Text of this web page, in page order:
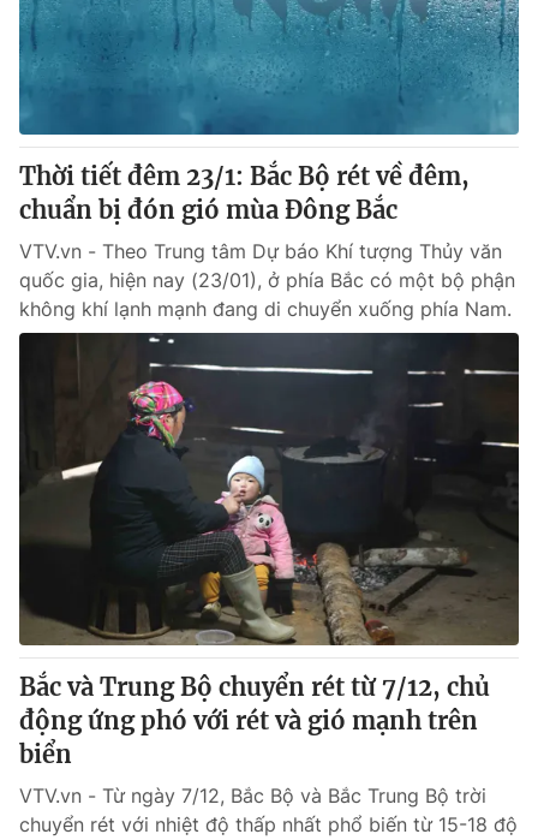
Theo dõi báo trên
Cơ quan chủ quản:
Đài Truyền hình Việt Nam
Cơ quan báo chí:
Giấy phép hoạt động báo in và báo điện tử số 483/GP-BTTTT
cấp ngày 29/12/2023
Tổng Biên tập:Vũ Thanh Thủy
Phó Tổng Biên tập:Nguyễn Thị Mỹ Hạnh, Phạm Quốc Thắng,
Nguyễn Trọng Ninh
Tổng đài VTV:024.38 355 931 - 024.38 355 932
Ðiện thoại Thời báo VTV:024.66 897 897
toasoan@vtv.vn
Liên hệ quảng cáo:024-7300.7108
thuận bằng văn bản. Ghi rõ nguồn VTV.vn khi phát hành lại
thông tin từ website này.
Thời tiết đêm 23/1: Bắc Bộ rét về đêm,
chuẩn bị đón gió mùa Đông Bắc
VTV.vn - Theo Trung tâm Dự báo Khí tượng Thủy văn
quốc gia, hiện nay (23/01), ở phía Bắc có một bộ phận
không khí lạnh mạnh đang di chuyển xuống phía Nam.
Bắc và Trung Bộ chuyển rét từ 7/12, chủ
động ứng phó với rét và gió mạnh trên
biển
VTV.vn - Từ ngày 7/12, Bắc Bộ và Bắc Trung Bộ trời
chuyển rét với nhiệt độ thấp nhất phổ biến từ 15-18 độ